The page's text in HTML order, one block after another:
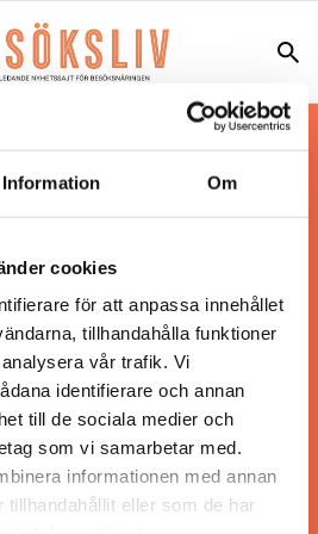
Information Om
cookies
för att anpassa innehållet
tillhandahålla funktioner
vår trafik. Vi
identifierare och annan
till de sociala medier och
som vi samarbetar med.
informationen med annan
tillhandahållit eller som de har
landets mest uppdaterade
inom besöksnäringen.
form är ett affärsmagasin
ges ut avVisita
UTGIVARE
Siljhammar